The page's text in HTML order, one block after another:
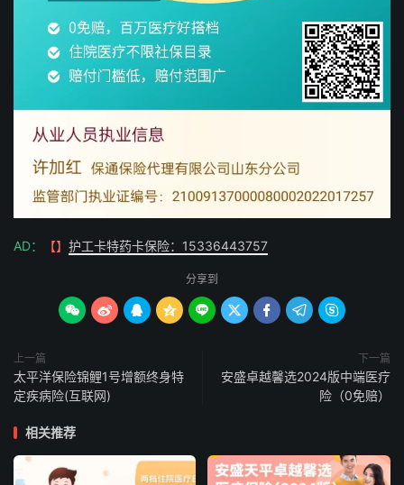
AD： 【】 护工卡特药卡保险：15336443757
分享到
        
上一篇
太平洋保险锦鲤1号增额终身特
定疾病险(互联网)
下一篇
安盛卓越馨选2024版中端医疗
险（0免赔）
相关推荐